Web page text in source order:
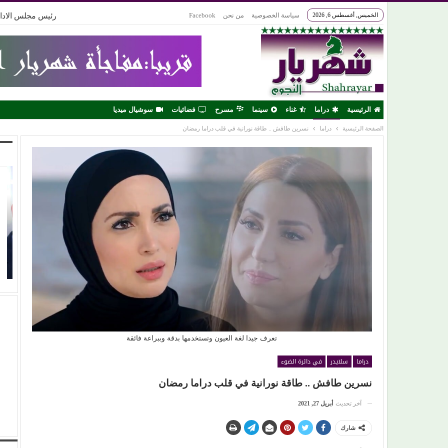
الخميس, أغسطس 6, 2026 سياسة الخصوصية من نحن Facebook رئيس مجلس
الرئيسية دراما غناء سينما مسرح فضائيات سوشيال ميديا
الصفحة الرئيسية دراما نسرين طافش .. طاقة نورانية في قلب دراما رمضان
تعرف جيدا لغة العيون وتستخدمها بدقة وببراعة فائقة
دراما سلايدر
في دائرة الضوء
نسرين طافش .. طاقة نورانية في قلب دراما رمضان
آخر تحديث أبريل 27, 2021
شارك
بهاء الدين يوسف يكتب: مسلسل (الويستيز).. دراما
برائحة الأب الروحي
(السيرة الهلالية) وآفة…